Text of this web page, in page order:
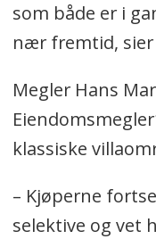
som både er i
nær fremtid, sier
Megler Hans
klassiske
– Kjøperne
selektive og vet